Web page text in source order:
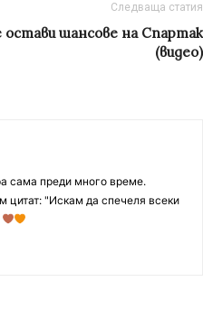
Следваща статия
остави шансове на Спартак
(видео)
сама преди много време.
цитат: "Искам да спечеля всеки